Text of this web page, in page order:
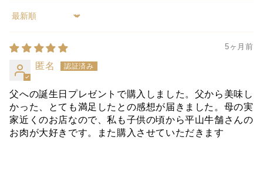
Sort by
5ヶ月前
匿名
父への誕生日プレゼントで購入しました。父から美味し
かった、とても満足したとの感想が届きました。母の実
家近くのお店なので、私も子供の頃から平山牛舗さんの
お肉が大好きです。また購入させていただきます